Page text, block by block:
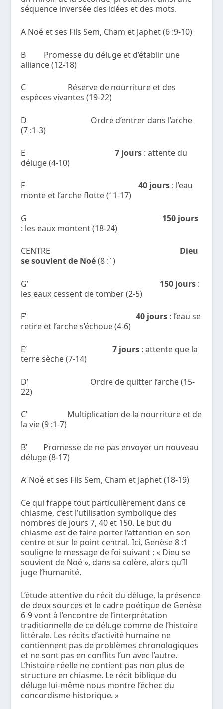
séquence inversée des idées et des mots.
A Noé et ses Fils Sem, Cham et Japhet (6 :9-10)
B Promesse du déluge et d’établir une
alliance (12-18)
C Réserve de nourriture et des
espèces vivantes (19-22)
D Ordre d’entrer dans l’arche
(7 :1-3)
E7 jours : attente du
déluge (4-10)
F40 jours : l’eau
monte et l’arche flotte (11-17)
G 150 jours
: les eaux montent (18-24)
CENTRE
Dieu
se souvient de Noé(8 :1)
G’ 150 jours :
les eaux cessent de tomber (2-5)
F’40 jours : l’eau se
retire et l’arche s’échoue (4-6)
E’7 jours : attente que la
terre sèche (7-14)
D’ Ordre de quitter l’arche (15-
22)
C’ Multiplication de la nourriture et de
la vie (9 :1-7)
B’ Promesse de ne pas envoyer un nouveau
déluge (8-17)
A’ Noé et ses Fils Sem, Cham et Japhet (18-19)
Ce qui frappe tout particulièrement dans ce
chiasme, c’est l’utilisation symbolique des
nombres de jours 7, 40 et 150. Le but du
chiasme est de faire porter l’attention en son
centre et sur le point central. Ici, Genèse 8 :1
souligne le message de foi suivant : « Dieu se
souvient de Noé », dans sa colère, alors qu’Il
juge l’humanité.
L’étude attentive du récit du déluge, la présence
de deux sources et le cadre poétique de Genèse
6-9 vont à l’encontre de l’interprétation
traditionnelle de ce déluge comme de l’histoire
littérale. Les récits d’activité humaine ne
contiennent pas de problèmes chronologiques
et ne sont pas en conflits l’un avec l’autre.
L’histoire réelle ne contient pas non plus de
structure en chiasme. Le récit biblique du
déluge lui-même nous montre l’échec du
concordisme historique. »